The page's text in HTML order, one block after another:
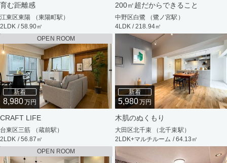
育む距離感
江東区東陽 （東陽町駅）
2LDK / 58.90㎡
200㎡超だからできること
中野区白鷺 （鷺ノ宮駅）
4LDK / 218.94㎡
OPEN ROOM
新着
8,980万円
CRAFT LIFE
台東区三筋 （蔵前駅）
2LDK / 56.87㎡
新着
5,980万円
木肌のぬくもり
大田区北千束 （北千束駅）
2LDK+マルチルーム / 64.13㎡
OPEN ROOM